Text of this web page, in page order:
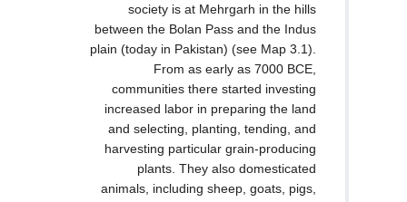
society is at Mehrgarh in the hills
between the Bolan Pass and the Indus
plain (today in Pakistan) (see Map 3.1).
From as early as 7000 BCE,
communities there started investing
increased labor in preparing the land
and selecting, planting, tending, and
harvesting particular grain-producing
plants. They also domesticated
animals, including sheep, goats, pigs,